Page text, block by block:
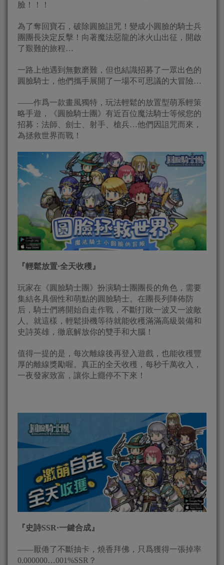
臉！！！
為了奪回寶石，破除圓臉詛咒！變成小圓臉的騎士兵
團團長決定反擊！向著魔法惡龍的冰火山出征，開啟
了艱難的旅程…
一路上他遇到無數磨難，但也結識招募了一眾出色的
圓臉騎士，他們攜手展開了一場不可思議的大冒險…
——作爲一款畫風獨特，玩法輕鬆的放置型萌系輕策
略手遊，《圓臉騎士團》有近百位魔法騎士等候您的
招募：法師、劍士、射手、槍兵…他們因詛咒而來，
為拯救世界而戰！
『輕鬆放置·全天收穫』
玩家在《圓臉騎士團》扮演騎士團團長的角色，需要
集結各具個性和萌點的圓臉騎士。在團長列陣佈防
后，騎士們將開始自走作戰，不斷打敗一波又一波敵
人。就這樣，輕鬆掛機等待就能收穫滿滿高級裝備和
史詩英雄，徹底解放你的雙手和大腦！
值得一提的是，每次離線後再登入遊戲，也能收穫豐
厚的離線獎勵喔。真正的全天收穫，每秒千萬收入，
一夜發家致富，讓你上癮停不下來！
『史詩SSR·一鍵合成』
——厭倦了不斷抽卡，燒香拜佛，只爲獲得一張掉率
0.000000…001%SSR？